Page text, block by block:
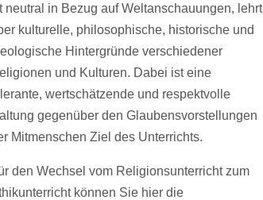
neutral in Bezug auf Weltanschauungen, lehrt
kulturelle, philosophische, historische und
Hintergründe verschiedener
und Kulturen. Dabei ist eine
wertschätzende und respektvolle
gegenüber den Glaubensvorstellungen
Mitmenschen Ziel des Unterrichts.
den Wechsel vom Religionsunterricht zum
können Sie hier die